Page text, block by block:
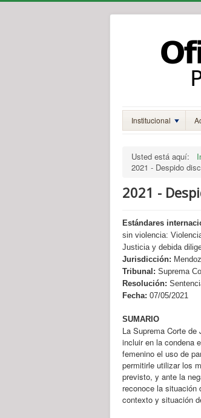
Institucional
Usted está aquí:
2021 - Despido
2021 -
Estándares
sin violencia:
Justicia y debida
Jurisdicción:
Tribunal: Suprema
Resolución:
Fecha: 07/05/2021
SUMARIO
La Suprema Corte
incluir en la condena
femenino el uso de
permitirle utilizar los
previsto, y ante la
reconoce la situación
contexto y situación